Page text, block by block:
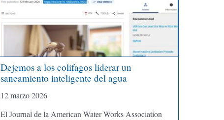
Dejemos a los colifagos liderar un
saneamiento inteligente del agua
12 marzo 2026
El Journal de la American Water Works Association